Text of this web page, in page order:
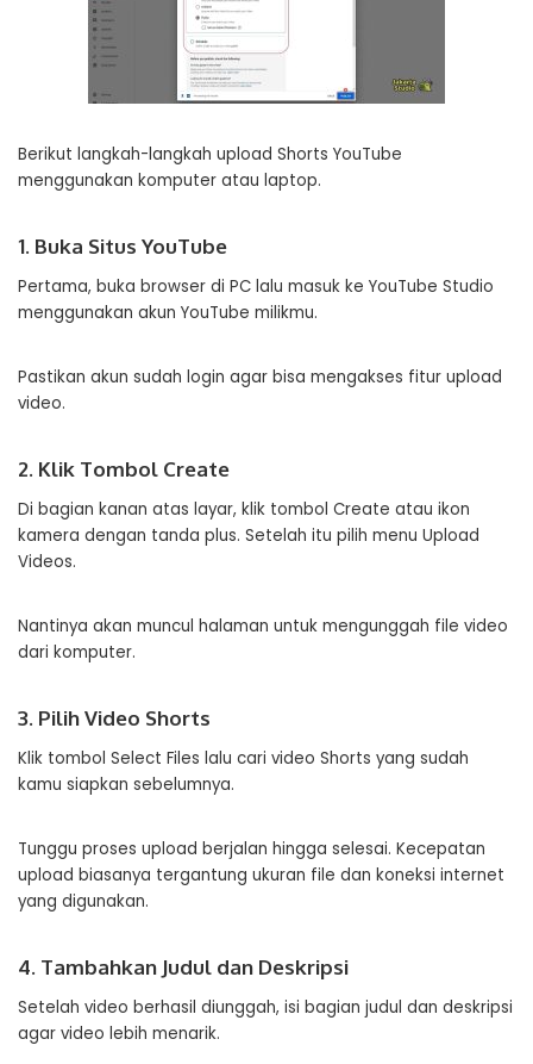
Berikut langkah-langkah upload Shorts YouTube
menggunakan komputer atau laptop.
1. Buka Situs YouTube
Pertama, buka browser di PC lalu masuk ke YouTube Studio
menggunakan akun YouTube milikmu.
Pastikan akun sudah login agar bisa mengakses fitur upload
video.
2. Klik Tombol Create
Di bagian kanan atas layar, klik tombol Create atau ikon
kamera dengan tanda plus. Setelah itu pilih menu Upload
Videos.
Nantinya akan muncul halaman untuk mengunggah file video
dari komputer.
3. Pilih Video Shorts
Klik tombol Select Files lalu cari video Shorts yang sudah
kamu siapkan sebelumnya.
Tunggu proses upload berjalan hingga selesai. Kecepatan
upload biasanya tergantung ukuran file dan koneksi internet
yang digunakan.
4. Tambahkan Judul dan Deskripsi
Setelah video berhasil diunggah, isi bagian judul dan deskripsi
agar video lebih menarik.